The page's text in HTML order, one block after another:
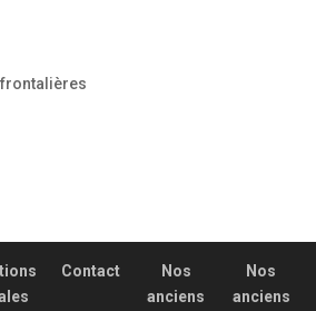
Contact
Nos
anciens
Nos
anciens